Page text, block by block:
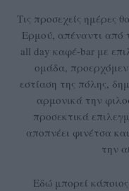
Τις προσεχείς ημέρες
Ερμού, απέναντι από
all day καφέ-bar με
ομάδα,
εστίαση της πόλης,
αρμονικά την
προσεκτικά
αποπνέει φινέτσα
την
Εδώ μπορεί